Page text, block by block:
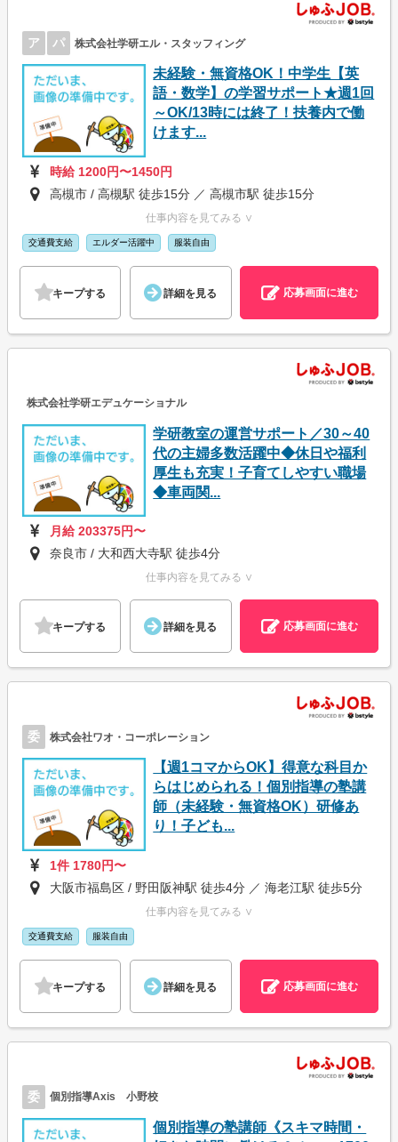
ア パ 株式会社学研エル・スタッフィング
未経験・無資格OK！中学生【英
語・数学】の学習サポート★週1回
～OK/13時には終了！扶養内で働
けます...
時給 1200円〜1450円
高槻市 / 高槻駅 徒歩15分 ／ 高槻市駅 徒歩15分
仕事内容を見てみる ∨
交通費支給 エルダー活躍中 服装自由
キープする 詳細を見る 応募画面に進む
株式会社学研エデュケーショナル
学研教室の運営サポート／30～40
代の主婦多数活躍中◆休日や福利
厚生も充実！子育てしやすい職場
◆車両関...
月給 203375円〜
奈良市 / 大和西大寺駅 徒歩4分
仕事内容を見てみる ∨
キープする 詳細を見る 応募画面に進む
委 株式会社ワオ・コーポレーション
【週1コマからOK】得意な科目か
らはじめられる！個別指導の塾講
師（未経験・無資格OK）研修あ
り！子ども...
1件 1780円〜
大阪市福島区 / 野田阪神駅 徒歩4分 ／ 海老江駅 徒歩5分
仕事内容を見てみる ∨
交通費支給 服装自由
キープする 詳細を見る 応募画面に進む
委 個別指導Axis 小野校
個別指導の塾講師《スキマ時間・